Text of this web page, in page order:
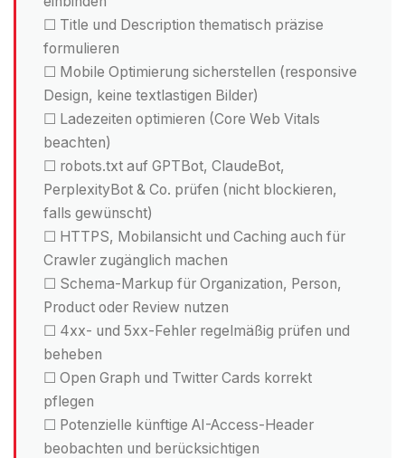
☐ Title und Description thematisch präzise
formulieren
☐ Mobile Optimierung sicherstellen (responsive
Design, keine textlastigen Bilder)
☐ Ladezeiten optimieren (Core Web Vitals
beachten)
☐ robots.txt auf GPTBot, ClaudeBot,
PerplexityBot & Co. prüfen (nicht blockieren,
falls gewünscht)
☐ HTTPS, Mobilansicht und Caching auch für
Crawler zugänglich machen
☐ Schema-Markup für Organization, Person,
Product oder Review nutzen
☐ 4xx- und 5xx-Fehler regelmäßig prüfen und
beheben
☐ Open Graph und Twitter Cards korrekt
pflegen
☐ Potenzielle künftige AI-Access-Header
beobachten und berücksichtigen